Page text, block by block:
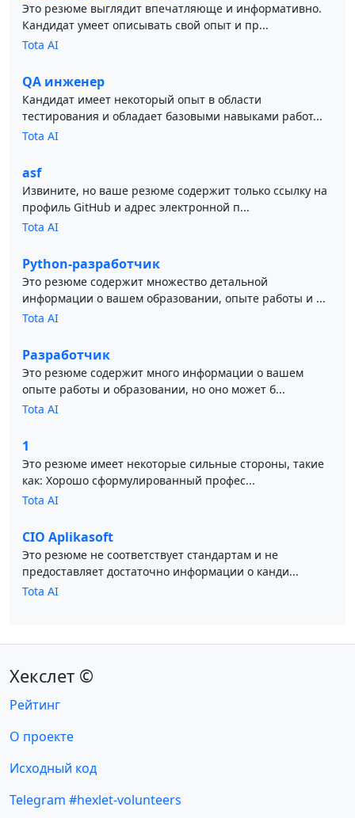
Это резюме выглядит впечатляюще и информативно.
Кандидат умеет описывать свой опыт и пр...
Tota AI
QA инженер
Кандидат имеет некоторый опыт в области
тестирования и обладает базовыми навыками работ...
Tota AI
asf
Извините, но ваше резюме содержит только ссылку на
профиль GitHub и адрес электронной п...
Tota AI
Python-разработчик
Это резюме содержит множество детальной
информации о вашем образовании, опыте работы и ...
Tota AI
Разработчик
Это резюме содержит много информации о вашем
опыте работы и образовании, но оно может б...
Tota AI
1
Это резюме имеет некоторые сильные стороны, такие
как: Хорошо сформулированный профес...
Tota AI
CIO Aplikasoft
Это резюме не соответствует стандартам и не
предоставляет достаточно информации о канди...
Tota AI
Хекслет ©
Рейтинг
О проекте
Исходный код
Telegram #hexlet-volunteers